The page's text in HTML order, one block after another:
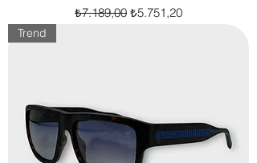
Normal Fiyat
₺7.189,00 İndirimli Fiyat
₺5.751,20
Trend